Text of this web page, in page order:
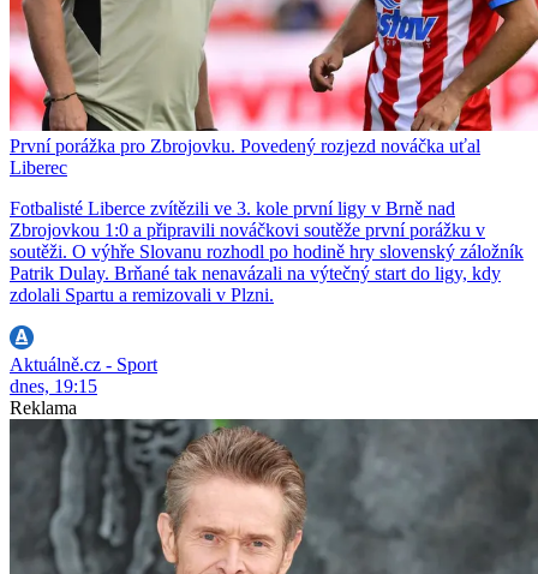
První porážka pro Zbrojovku. Povedený rozjezd nováčka uťal
Liberec
Fotbalisté Liberce zvítězili ve 3. kole první ligy v Brně nad
Zbrojovkou 1:0 a připravili nováčkovi soutěže první porážku v
soutěži. O výhře Slovanu rozhodl po hodině hry slovenský záložník
Patrik Dulay. Brňané tak nenavázali na výtečný start do ligy, kdy
zdolali Spartu a remizovali v Plzni.
Aktuálně.cz - Sport
dnes, 19:15
Reklama